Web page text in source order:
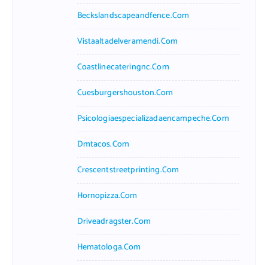
Beckslandscapeandfence.com
Vistaaltadelveramendi.com
Coastlinecateringnc.com
Cuesburgershouston.com
Psicologiaespecializadaencampeche.com
Dmtacos.com
Crescentstreetprinting.com
Hornopizza.com
Driveadragster.com
Hematologa.com